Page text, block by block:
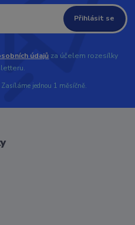
Přihlásit se
údajů za účelem rozesílky
jednou 1 měsíčně.